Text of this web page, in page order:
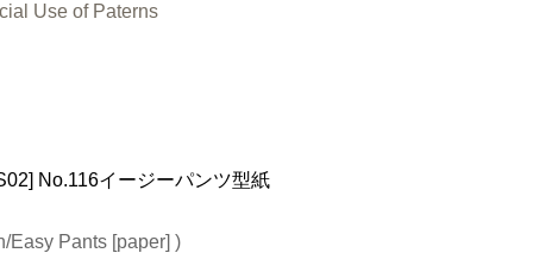
Use of Paterns
No.116イージーパンツ型紙
Easy Pants [paper] )